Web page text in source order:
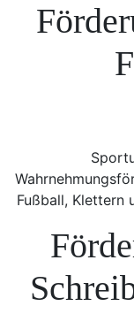
Fußball, Klettern